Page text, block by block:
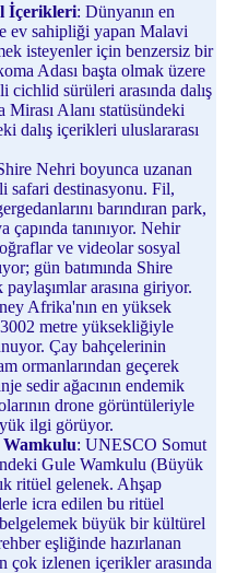
İçerikleri: Dünyanın en
ev sahipliği yapan Malavi
isteyenler için benzersiz bir
Adası başta olmak üzere
cichlid sürüleri arasında dalış
Alanı statüsündeki
dalış içerikleri uluslararası
Nehri boyunca uzanan
destinasyonu. Fil,
barındıran park,
tanınıyor. Nehir
ve videolar sosyal
gün batımında Shire
arasına giriyor.
Afrika'nın en yüksek
metre yüksekliğiyle
Çay bahçelerinin
ormanlarından geçerek
sedir ağacının endemik
drone görüntüleriyle
ilgi görüyor.
Wamkulu: UNESCO Somut
Gule Wamkulu (Büyük
ritüel gelenek. Ahşap
icra edilen bu ritüel
büyük bir kültürel
eşliğinde hazırlanan
çok izlenen içerikler arasında